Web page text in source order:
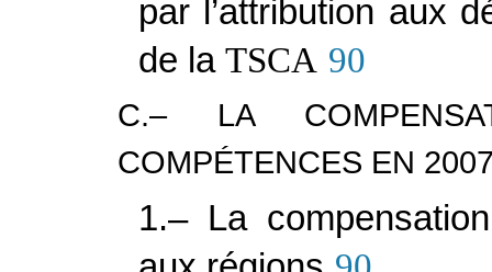
par l’attribution aux
de la TSCA 90
C.– LA
COMPÉTENCES EN
1.– La